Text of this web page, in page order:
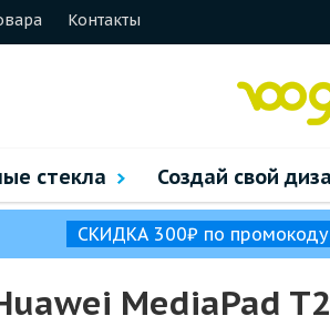
Контакты
стекла Создай свой
СКИДКА 300₽ по
MediaPad